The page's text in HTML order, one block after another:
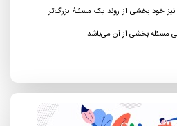
نیز خود بخشی از روند یک مسئلهٔ بزرگ‌تر
مسئله بخشی از آن می‌باشد.